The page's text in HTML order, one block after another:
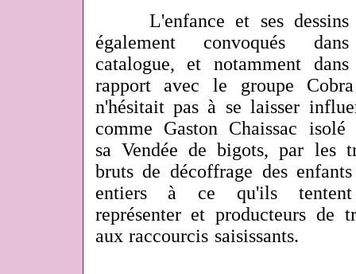
L'enfance et ses dessins
également convoqués
catalogue, et notamment
rapport avec le groupe
n'hésitait pas à se laisser
comme Gaston Chaissac isolé
sa Vendée de bigots, par les
bruts de décoffrage des
entiers à ce qu'ils
représenter et producteurs de
aux raccourcis saisissants.